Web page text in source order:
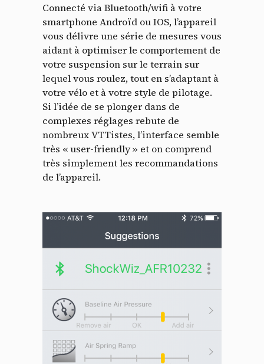
Connecté via Bluetooth/wifi à votre
smartphone Androïd ou IOS, l’appareil
vous délivre une série de mesures vous
aidant à optimiser le comportement de
votre suspension sur le terrain sur
lequel vous roulez, tout en s’adaptant à
votre vélo et à votre style de pilotage.
Si l’idée de se plonger dans de
complexes réglages rebute de
nombreux VTTistes, l’interface semble
très « user-friendly » et on comprend
très simplement les recommandations
de l’appareil.